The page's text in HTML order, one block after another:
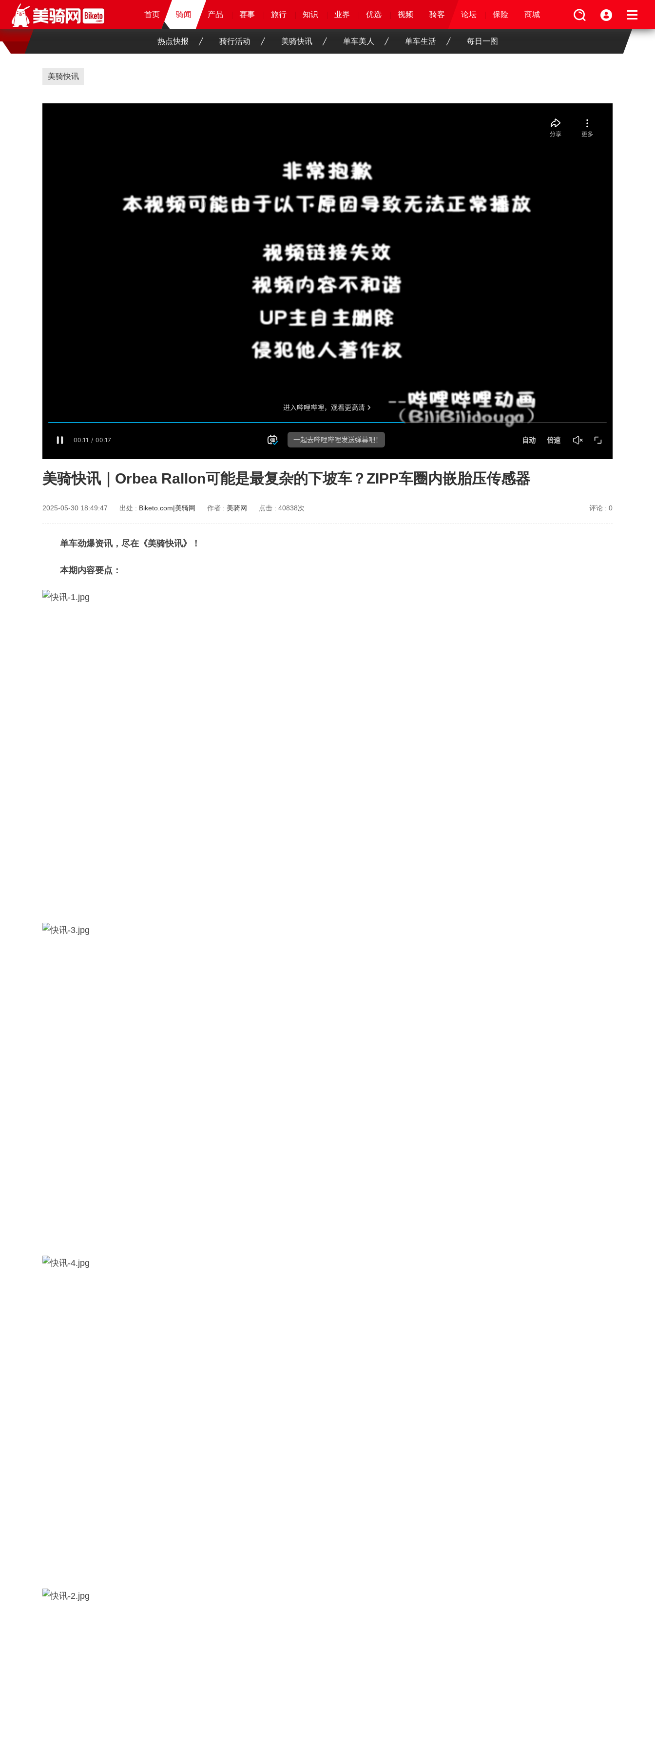
产品 赛事 旅行 知识 业界 优选 骑客 论坛 保险 商城
首页 骑闻 产品 赛事 旅行 知识 业界 优选 骑客 视频 论坛 保险 商城
首页 骑闻 产品 赛事 旅行 知识 业界 优选 视频 骑客 论坛 保险 商城
首页 骑闻 产品 赛事 旅行 知识 业界 优选 视频 骑客 论坛 保险 商城
热点快报 骑行活动 美骑快讯 单车美人 单车生活 每日一图
美骑快讯
美骑快讯｜Orbea Rallon可能是最复杂的下坡车？ZIPP车圈内嵌胎压传感器
2025-05-30 18:49:47 出处 : Biketo.com|美骑网 作者 : 美骑网 点击 : 40838次 评论 : 0
单车劲爆资讯，尽在《美骑快讯》！
本期内容要点：